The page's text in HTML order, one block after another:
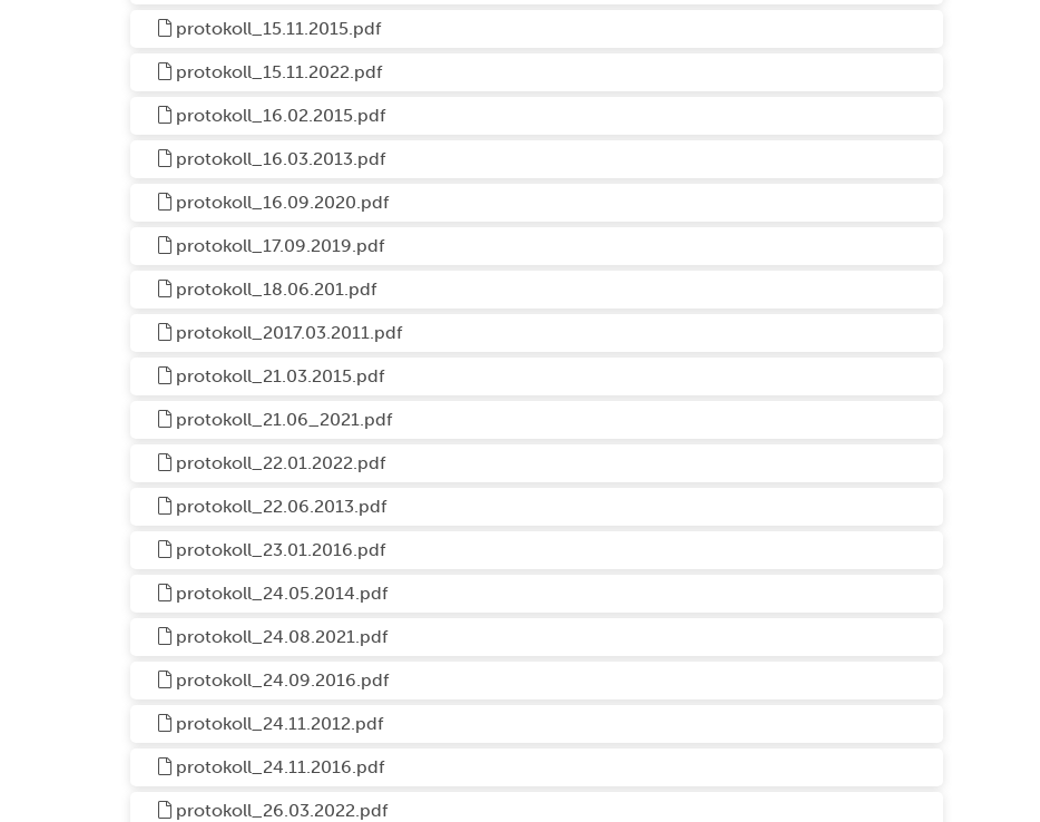
protokoll_15.11.2015.pdf
protokoll_15.11.2022.pdf
protokoll_16.02.2015.pdf
protokoll_16.03.2013.pdf
protokoll_16.09.2020.pdf
protokoll_17.09.2019.pdf
protokoll_18.06.201.pdf
protokoll_2017.03.2011.pdf
protokoll_21.03.2015.pdf
protokoll_21.06_2021.pdf
protokoll_22.01.2022.pdf
protokoll_22.06.2013.pdf
protokoll_23.01.2016.pdf
protokoll_24.05.2014.pdf
protokoll_24.08.2021.pdf
protokoll_24.09.2016.pdf
protokoll_24.11.2012.pdf
protokoll_24.11.2016.pdf
protokoll_26.03.2022.pdf